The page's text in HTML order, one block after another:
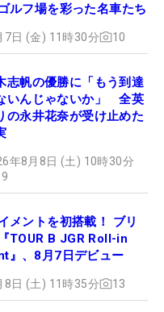
ルフ場を彩った名車たち
7日 (金) 11時30分 10
志帆の優勝に「もう到達
いんじゃないか」 全英
の永井花奈が受け止めた
年8月8日 (土) 10時30分
メントを初搭載！ ブリ
TOUR B JGR Roll-in
』、8月7日デビュー
8日 (土) 11時35分 13